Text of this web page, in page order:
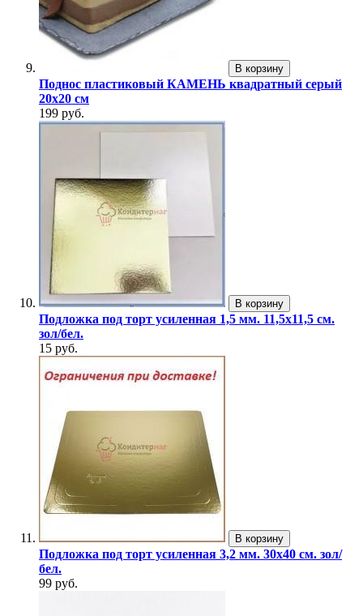
В корзину
Поднос пластиковый КАМЕНЬ квадратный серый
20х20 см
199 руб.
В корзину
Подложка под торт усиленная 1,5 мм. 11,5х11,5 см.
зол/бел.
15 руб.
В корзину
Подложка под торт усиленная 3,2 мм. 30х40 см. зол/
бел.
99 руб.